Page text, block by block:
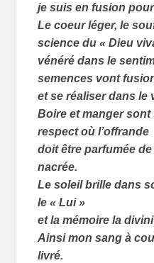
je suis en fusion
Le coeur léger, le
science du « Dieu
vénéré dans le
semences vont
et se réaliser dans le
Boire et manger
respect où l’offrande
doit être parfumée
nacrée.
Le soleil brille dans
le « Lui »
et la mémoire la
Ainsi mon sang à
livré.